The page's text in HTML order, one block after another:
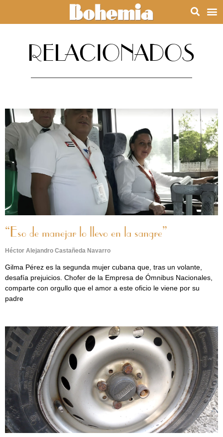
RELACIONADOS
“Eso de manejar lo llevo en la sangre”
Héctor Alejandro Castañeda Navarro
Gilma Pérez es la segunda mujer cubana que, tras un volante,
desafía prejuicios. Chofer de la Empresa de Ómnibus Nacionales,
comparte con orgullo que el amor a este oficio le viene por su
padre